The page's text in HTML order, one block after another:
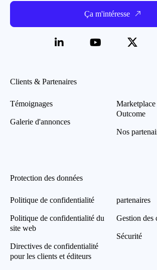
Données communiquées par l’Annonceur
Identifiant CRM que l’Annonceur
dans son propre logiciel de gestion
Événements enregistrés en magasin
pour Iphone et AAID pour
Exemple : 6D93078A-8259-
Numéros de téléphone hachés
Données nécessaires à la prévention des
lutte contre la fraude
Ça m'intéresse
Clients & Partenaires
Témoignages
Galerie d'annonces
Outcome
Nos
Protection des données
Politique de confidentialité
Politique de confidentialité du
site web
Directives de confidentialité
pour les clients et éditeurs
partenaires
Gestion des
Sécurité